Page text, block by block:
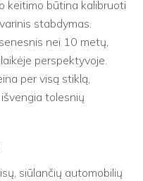
keitimo būtina kalibruoti
stabdymas.
nei 10 metų,
perspektyvoje.
per visą stiklą,
tolesnių
siūlančių automobilių